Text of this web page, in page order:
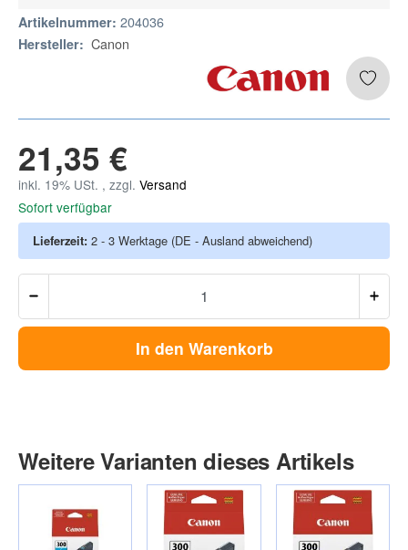
Artikelnummer: 204036
Hersteller: Canon
21,35 €
inkl. 19% USt. , zzgl. Versand
Sofort verfügbar
Lieferzeit: 2 - 3 Werktage (DE - Ausland abweichend)
In den Warenkorb
Weitere Varianten dieses Artikels